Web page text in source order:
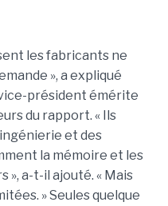
les fabricants ne
», a expliqué
président émérite
du rapport. « Ils
et des
la mémoire et les
», a-t-il ajouté. « Mais
» Seules quelque